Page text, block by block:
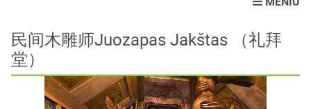
民间木雕师Juozapas Jakštas （礼拜
堂）